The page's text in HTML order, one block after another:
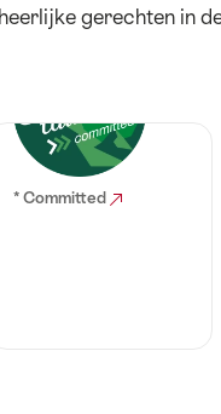
gerechten in
* Committed